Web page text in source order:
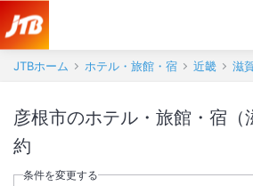
JTBホーム ホテル・旅館・宿 近畿 滋
彦根市のホテル・旅館・宿（滋賀県
約
条件を変更する